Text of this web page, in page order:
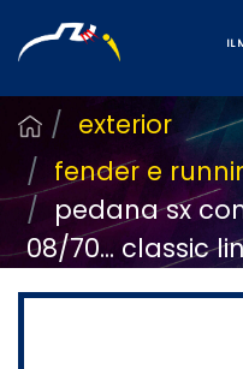
IL
exterior
fender e
pedana sx
08/70... classic